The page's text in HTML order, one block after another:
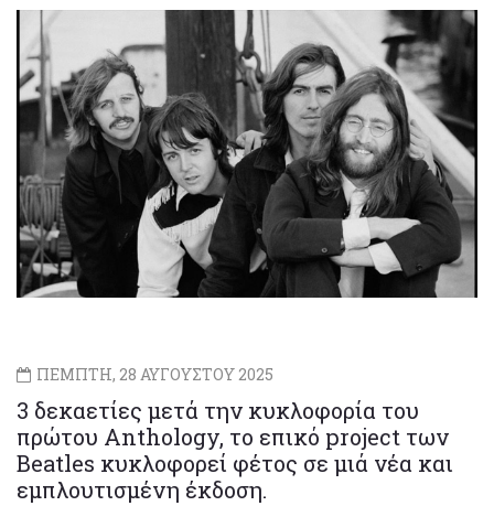
ΠΕΜΠΤΗ, 28 ΑΥΓΟΥΣΤΟΥ 2025
3 δεκαετίες μετά την κυκλοφορία του
πρώτου Anthology, το επικό project των
Beatles κυκλοφορεί φέτος σε μιά νέα και
εμπλουτισμένη έκδοση.